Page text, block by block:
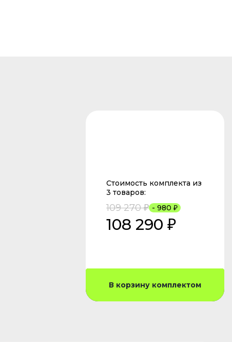
Стоимость комплекта из
3 товаров:
109 270 ₽ - 980 ₽
108 290 ₽
В корзину комплектом